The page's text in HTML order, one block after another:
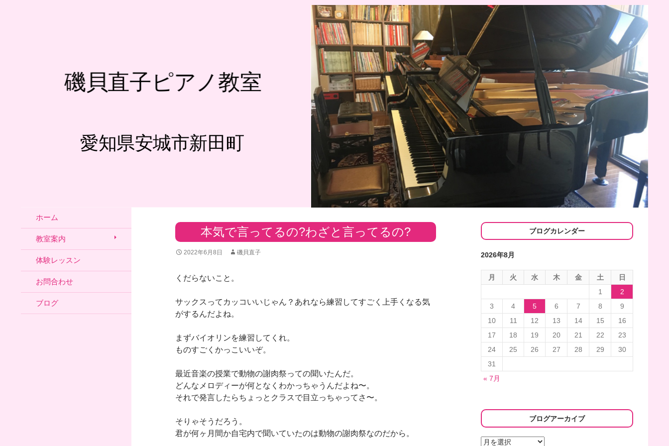
愛知県安城市新田町
磯貝直子ピアノ教室
本気で言ってるの?わざと言ってるの?
2022年6月8日 磯貝直子
くだらないこと。
サックスってカッコいいじゃん？あれなら練習してすごく上手くなる気
がするんだよね。
まずバイオリンを練習してくれ。
ものすごくかっこいいぞ。
最近音楽の授業で動物の謝肉祭っての聞いたんだ。
どんなメロディーが何となくわかっちゃうんだよね〜。
それで発言したらちょっとクラスで目立っちゃってさ〜。
そりゃそうだろう。
君が何ヶ月間か自宅内で聞いていたのは動物の謝肉祭なのだから。
ブログカレンダー
2026年8月
月 火 水 木 金 土
日
1
2
3
4 5 6 7 8
9
10
11 12 13 14 15
16
17
18 19 20 21 22
23
24
25 26 27 28 29
30
31
« 7月
ブログアーカイブ
ブ
ホーム
教室案内
体験レッスン
お問合わせ
ブログ